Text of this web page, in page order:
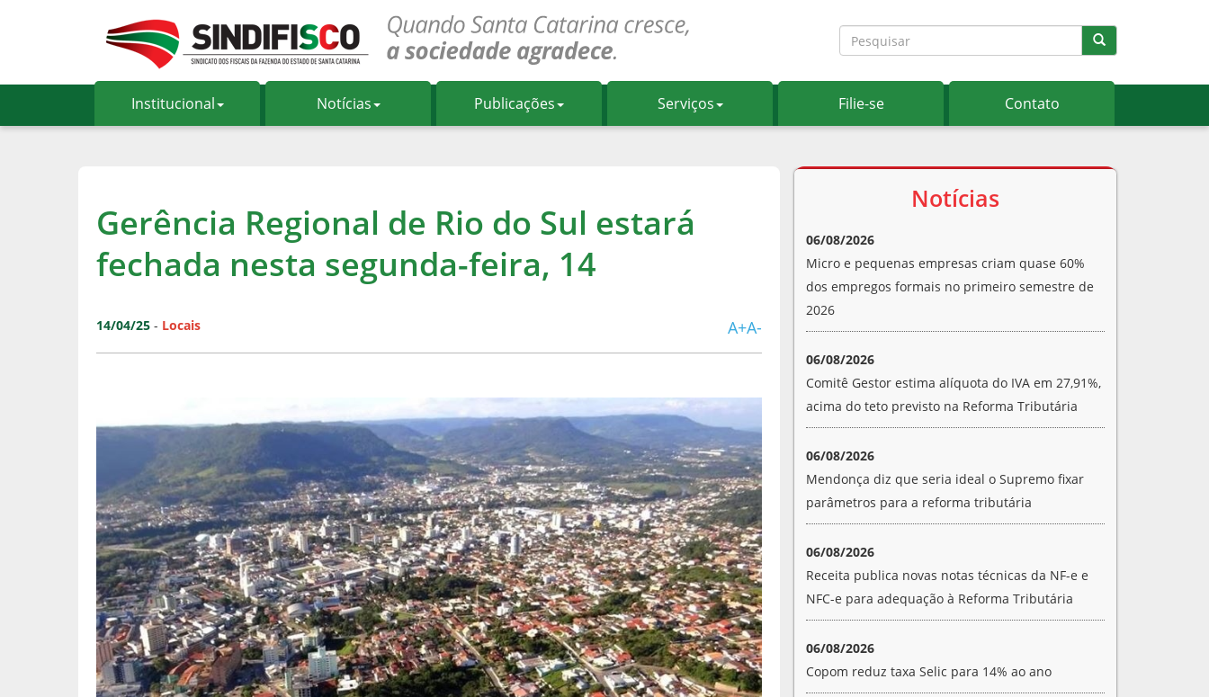
Institucional Notícias Publicações Serviços Filie-se Contato
Gerência Regional de Rio do Sul estará
fechada nesta segunda-feira, 14
14/04/25 - Locais A+A-
Notícias
06/08/2026
Micro e pequenas empresas criam quase 60%
dos empregos formais no primeiro semestre de
2026
06/08/2026
Comitê Gestor estima alíquota do IVA em 27,91%,
acima do teto previsto na Reforma Tributária
06/08/2026
Mendonça diz que seria ideal o Supremo fixar
parâmetros para a reforma tributária
06/08/2026
Receita publica novas notas técnicas da NF-e e
NFC-e para adequação à Reforma Tributária
06/08/2026
Copom reduz taxa Selic para 14% ao ano